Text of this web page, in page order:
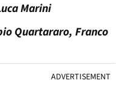
Marini
Quartararo, Franco
ADVERTISEMENT